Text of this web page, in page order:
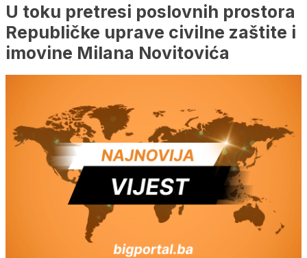
U toku pretresi poslovnih prostora
Republičke uprave civilne zaštite i
imovine Milana Novitovića